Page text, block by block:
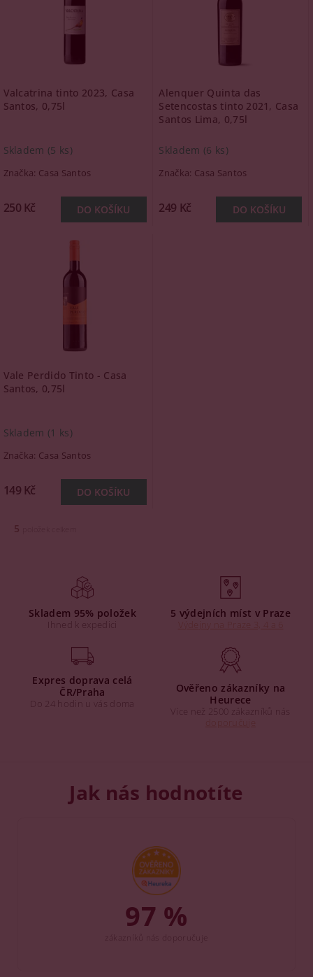
Valcatrina tinto 2023, Casa
Santos, 0,75l
Skladem (5 ks)
Značka: Casa Santos
250 Kč
Alenquer Quinta das
Setencostas tinto 2021, Casa
Santos Lima, 0,75l
Skladem (6 ks)
Značka: Casa Santos
249 Kč
Vale Perdido Tinto - Casa
Santos, 0,75l
Skladem (1 ks)
Značka: Casa Santos
149 Kč
5
Skladem 95% položek
Ihned k expedici
5 výdejních míst v Praze
Expres doprava celá
ČR/Praha
Do 24 hodin u vás doma
Ověřeno zákazníky na
Heurece
Více než 2500 zákazníků nás
Jak nás hodnotíte
97 %